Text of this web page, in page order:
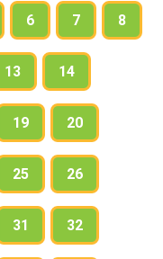
6 7 8
13 14
19 20
25 26
31 32